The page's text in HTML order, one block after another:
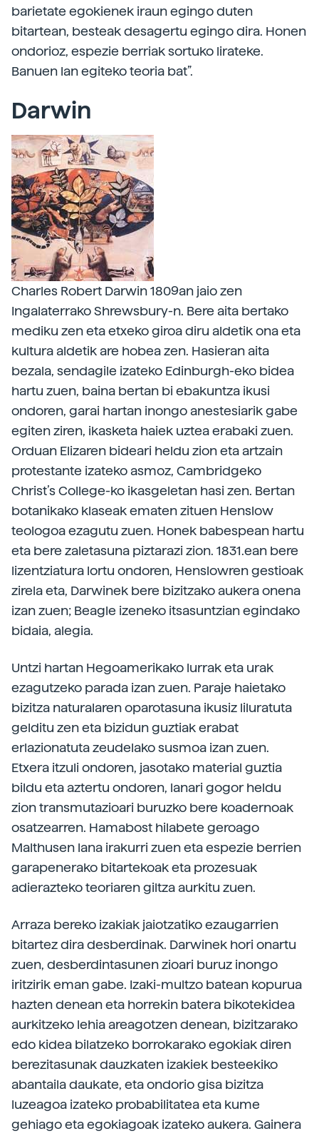
barietate egokienek iraun egingo duten
bitartean, besteak desagertu egingo dira. Honen
ondorioz, espezie berriak sortuko lirateke.
Banuen lan egiteko teoria bat”.
Darwin
Charles Robert Darwin 1809an jaio zen
Ingalaterrako Shrewsbury-n. Bere aita bertako
mediku zen eta etxeko giroa diru aldetik ona eta
kultura aldetik are hobea zen. Hasieran aita
bezala, sendagile izateko Edinburgh-eko bidea
hartu zuen, baina bertan bi ebakuntza ikusi
ondoren, garai hartan inongo anestesiarik gabe
egiten ziren, ikasketa haiek uztea erabaki zuen.
Orduan Elizaren bideari heldu zion eta artzain
protestante izateko asmoz, Cambridgeko
Christ’s College-ko ikasgeletan hasi zen. Bertan
botanikako klaseak ematen zituen Henslow
teologoa ezagutu zuen. Honek babespean hartu
eta bere zaletasuna piztarazi zion. 1831.ean bere
lizentziatura lortu ondoren, Henslowren gestioak
zirela eta, Darwinek bere bizitzako aukera onena
izan zuen; Beagle izeneko itsasuntzian egindako
bidaia, alegia.
Untzi hartan Hegoamerikako lurrak eta urak
ezagutzeko parada izan zuen. Paraje haietako
bizitza naturalaren oparotasuna ikusiz liluratuta
gelditu zen eta bizidun guztiak erabat
erlazionatuta zeudelako susmoa izan zuen.
Etxera itzuli ondoren, jasotako material guztia
bildu eta aztertu ondoren, lanari gogor heldu
zion transmutazioari buruzko bere koadernoak
osatzearren. Hamabost hilabete geroago
Malthusen lana irakurri zuen eta espezie berrien
garapenerako bitartekoak eta prozesuak
adierazteko teoriaren giltza aurkitu zuen.
Arraza bereko izakiak jaiotzatiko ezaugarrien
bitartez dira desberdinak. Darwinek hori onartu
zuen, desberdintasunen zioari buruz inongo
iritzirik eman gabe. Izaki-multzo batean kopurua
hazten denean eta horrekin batera bikotekidea
aurkitzeko lehia areagotzen denean, bizitzarako
edo kidea bilatzeko borrokarako egokiak diren
berezitasunak dauzkaten izakiek besteekiko
abantaila daukate, eta ondorio gisa bizitza
luzeagoa izateko probabilitatea eta kume
gehiago eta egokiagoak izateko aukera. Gainera